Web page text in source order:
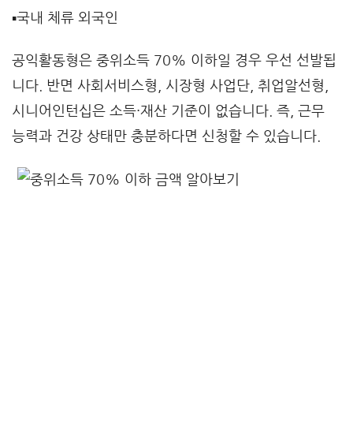
▪️국내 체류 외국인
공익활동형은 중위소득 70% 이하일 경우 우선 선발됩
니다. 반면 사회서비스형, 시장형 사업단, 취업알선형,
시니어인턴십은 소득·재산 기준이 없습니다. 즉, 근무
능력과 건강 상태만 충분하다면 신청할 수 있습니다.